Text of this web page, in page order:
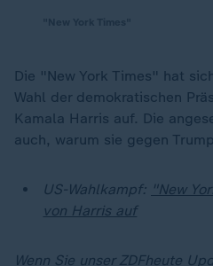
Die "New York Times" hat
Wahl der demokratischen
Kamala Harris auf. Die
auch, warum sie gegen
US-Wahlkampf: "New
von Harris auf
Wenn Sie unser ZDFheute